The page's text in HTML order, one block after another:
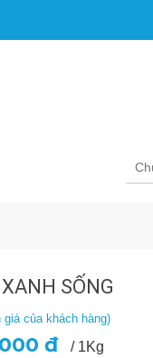
SỐNG
giá của khách hàng)
đ / 1Kg